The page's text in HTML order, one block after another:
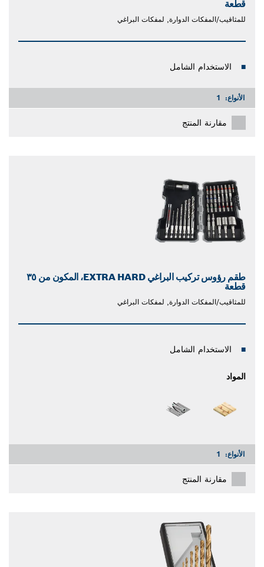
قطعة
للمثاقيب/المفكات الدوارة, لمفكات البراغي
الاستخدام الشامل
الأنواع: 1
مقارنة المنتج
طقم رؤوس تركيب البراغي EXTRA HARD، المكون من ٣٥
قطعة
للمثاقيب/المفكات الدوارة, لمفكات البراغي
الاستخدام الشامل
المواد
الأنواع: 1
مقارنة المنتج